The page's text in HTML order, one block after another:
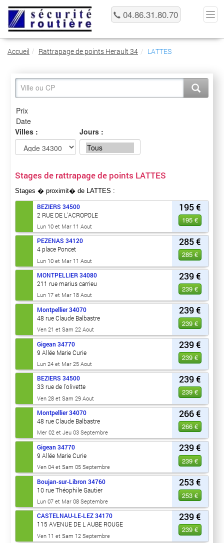
04.86.31.80.70
Accueil Rattrapage de points Herault 34 LATTES
Villes : Jours :
Stages de rattrapage de points LATTES
Stages � proximit� de LATTES :
195 €
195 €
BEZIERS 34500
2 RUE DE L'ACROPOLE
Lun 10 et Mar 11 Aout
285 €
285 €
PEZENAS 34120
4 place Poncet
Lun 10 et Mar 11 Aout
239 €
239 €
MONTPELLIER 34080
211 rue marius carrieu
Lun 17 et Mar 18 Aout
239 €
239 €
Montpellier 34070
48 rue Claude Balbastre
Ven 21 et Sam 22 Aout
239 €
239 €
Gigean 34770
9 Allée Marie Curie
Lun 24 et Mar 25 Aout
239 €
239 €
BEZIERS 34500
33 rue de l'olivette
Ven 28 et Sam 29 Aout
266 €
266 €
Montpellier 34070
48 rue Claude Balbastre
Mer 02 et Jeu 03 Septembre
239 €
239 €
Gigean 34770
9 Allée Marie Curie
Ven 04 et Sam 05 Septembre
253 €
253 €
Boujan-sur-Libron 34760
10 rue Théophile Gautier
Lun 07 et Mar 08 Septembre
239 €
239 €
CASTELNAU-LE-LEZ 34170
115 AVENUE DE L AUBE ROUGE
Ven 11 et Sam 12 Septembre